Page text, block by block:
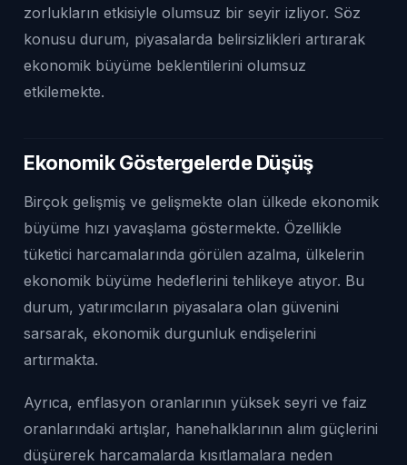
zorlukların etkisiyle olumsuz bir seyir izliyor. Söz
konusu durum, piyasalarda belirsizlikleri artırarak
ekonomik büyüme beklentilerini olumsuz
etkilemekte.
Ekonomik Göstergelerde Düşüş
Birçok gelişmiş ve gelişmekte olan ülkede ekonomik
büyüme hızı yavaşlama göstermekte. Özellikle
tüketici harcamalarında görülen azalma, ülkelerin
ekonomik büyüme hedeflerini tehlikeye atıyor. Bu
durum, yatırımcıların piyasalara olan güvenini
sarsarak, ekonomik durgunluk endişelerini
artırmakta.
Ayrıca, enflasyon oranlarının yüksek seyri ve faiz
oranlarındaki artışlar, hanehalklarının alım güçlerini
düşürerek harcamalarda kısıtlamalara neden